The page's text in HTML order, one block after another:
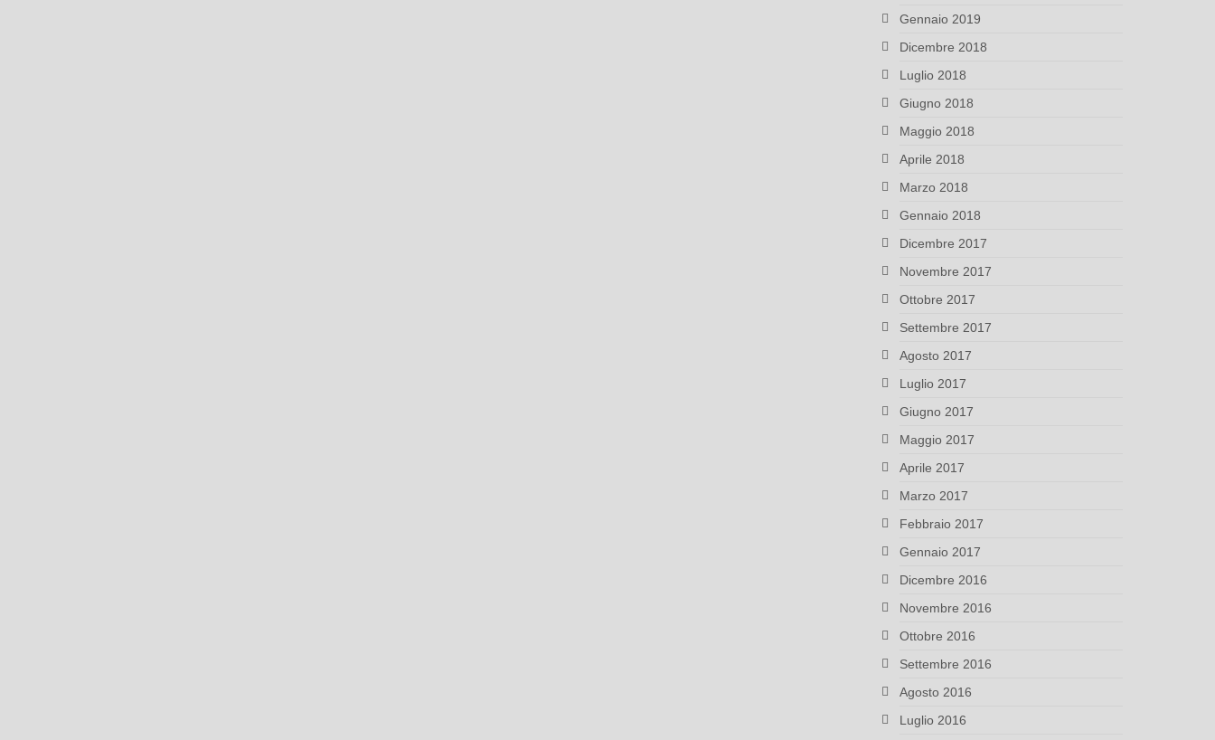
Gennaio 2019
Dicembre 2018
Luglio 2018
Giugno 2018
Maggio 2018
Aprile 2018
Marzo 2018
Gennaio 2018
Dicembre 2017
Novembre 2017
Ottobre 2017
Settembre 2017
Agosto 2017
Luglio 2017
Giugno 2017
Maggio 2017
Aprile 2017
Marzo 2017
Febbraio 2017
Gennaio 2017
Dicembre 2016
Novembre 2016
Ottobre 2016
Settembre 2016
Agosto 2016
Luglio 2016